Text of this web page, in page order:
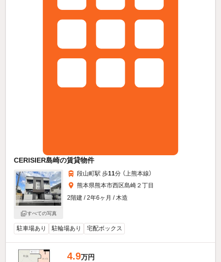
CERISIER島崎の賃貸物件
すべての写真
段山町駅 歩11分 （上熊本線）
熊本県熊本市西区島崎２丁目
2階建 / 2年6ヶ月 / 木造
駐車場あり 駐輪場あり 宅配ボックス
4.9万円